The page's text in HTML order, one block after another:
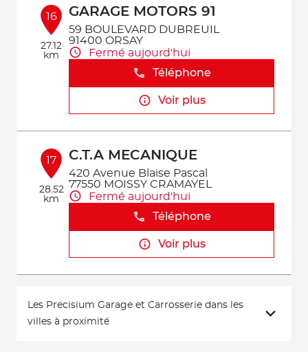
16
27.12
km
GARAGE MOTORS 91
59 BOULEVARD DUBREUIL
91400 ORSAY
Fermé aujourd'hui
Téléphone
Voir plus
17
28.52
km
C.T.A MECANIQUE
420 Avenue Blaise Pascal
77550 MOISSY CRAMAYEL
Fermé aujourd'hui
Téléphone
Voir plus
Les Precisium Garage et Carrosserie dans les
villes à proximité